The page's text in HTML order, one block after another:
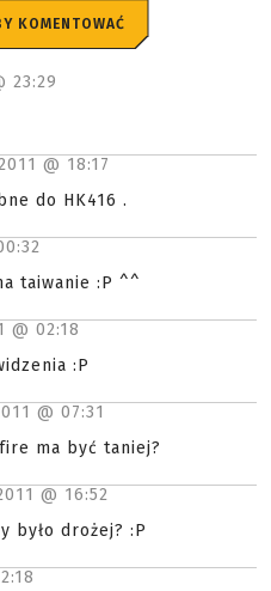
KOMENTOWAĆ
23:29
@ 18:17
do HK416 .
taiwanie :P ^^
@ 02:18
:P
@ 07:31
ma być taniej?
@ 16:52
było drożej? :P